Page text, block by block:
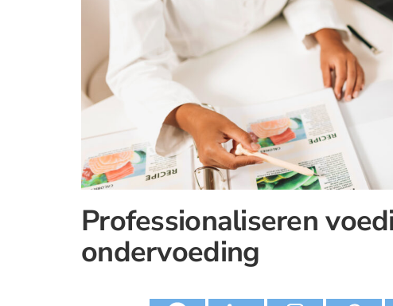
Professionaliseren
ondervoeding